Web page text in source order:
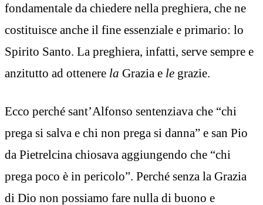
fondamentale da chiedere nella preghiera, che ne
costituisce anche il fine essenziale e primario: lo
Spirito Santo. La preghiera, infatti, serve sempre e
anzitutto ad ottenere la Grazia e le grazie.
Ecco perché sant’Alfonso sentenziava che “chi
prega si salva e chi non prega si danna” e san Pio
da Pietrelcina chiosava aggiungendo che “chi
prega poco è in pericolo”. Perché senza la Grazia
di Dio non possiamo fare nulla di buono e